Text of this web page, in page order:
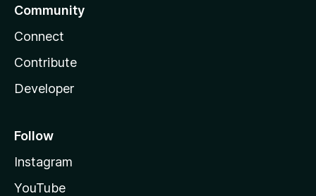
Community
Connect
Contribute
Developer
Follow
Instagram
YouTube